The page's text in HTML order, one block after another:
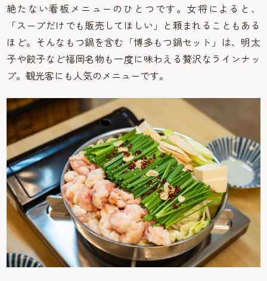
絶たない看板メニューのひとつです。女将によると、
「スープだけでも販売してほしい」と頼まれることもある
ほど。そんなもつ鍋を含む「博多もつ鍋セット」は、明太
子や餃子など福岡名物も一度に味わえる贅沢なラインナッ
プ。観光客にも人気のメニューです。